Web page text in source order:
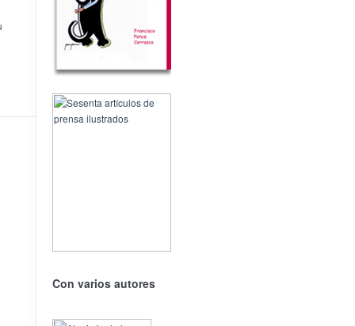
Con varios autores